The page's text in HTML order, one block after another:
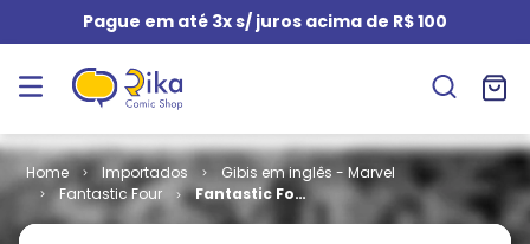
Pague em até 3x s/ juros acima de R$ 100
Importados
Gibis em inglês - Marvel
Fantastic Four
Fantastic Four
- Volume 1 #